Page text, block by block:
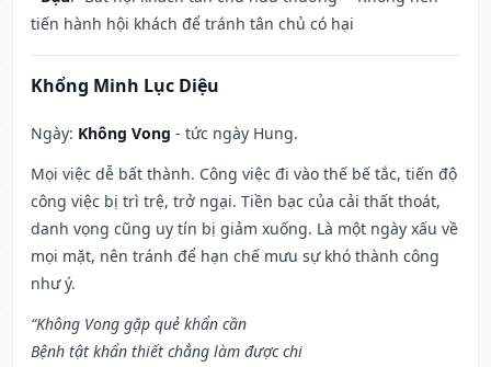
tiến hành hội khách để tránh tân chủ có hại
Khổng Minh Lục Diệu
Ngày: Không Vong - tức ngày Hung.
Mọi việc dễ bất thành. Công việc đi vào thế bế tắc, tiến độ
công việc bị trì trệ, trở ngại. Tiền bạc của cải thất thoát,
danh vọng cũng uy tín bị giảm xuống. Là một ngày xấu về
mọi mặt, nên tránh để hạn chế mưu sự khó thành công
như ý.
“Không Vong gặp quẻ khẩn cần
Bệnh tật khẩn thiết chẳng làm được chi